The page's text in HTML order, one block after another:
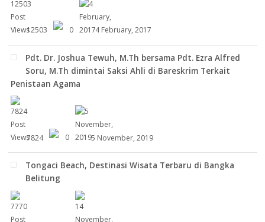
12503 0 4 February, 2017
Pdt. Dr. Joshua Tewuh, M.Th bersama Pdt. Ezra Alfred
Soru, M.Th dimintai Saksi Ahli di Bareskrim Terkait
Penistaan Agama
7824 0 5 November, 2019
Tongaci Beach, Destinasi Wisata Terbaru di Bangka
Belitung